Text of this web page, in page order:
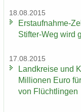
18.08.2015
Erstaufnahme-​
Stifter-Weg wird
17.08.2015
Land­krei­se und
Mil­lio­nen Euro
von Flücht­lin­gen